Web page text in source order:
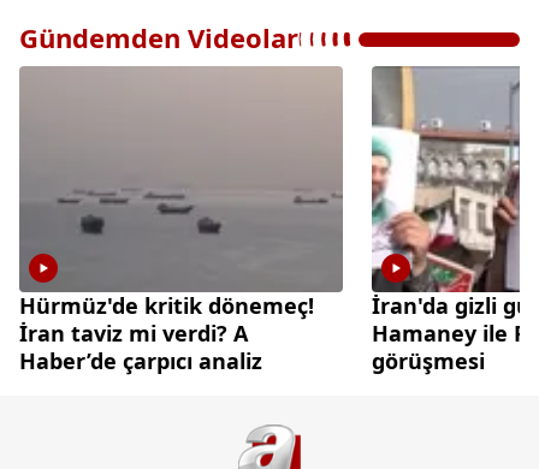
Gündemden Videolar
Hürmüz'de kritik dönemeç!
İran taviz mi verdi? A
Haber’de çarpıcı analiz
İran'da gizli güç
Hamaney ile
görüşmesi